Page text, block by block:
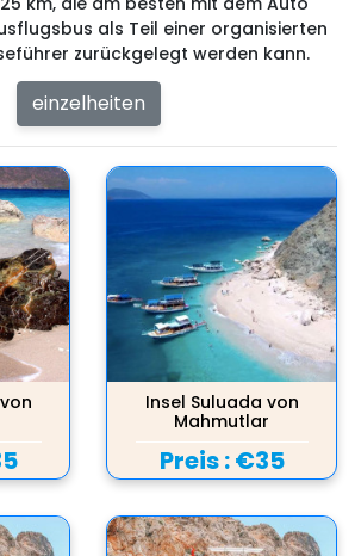
als Teil einer organisierten
zurückgelegt werden kann.
einzelheiten
Insel Suluada von
Mahmutlar
Preis :€35